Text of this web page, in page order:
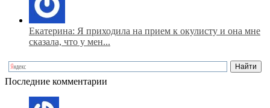
Екатерина: Я приходила на прием к окулисту и она мне
сказала, что у мен...
Последние комментарии